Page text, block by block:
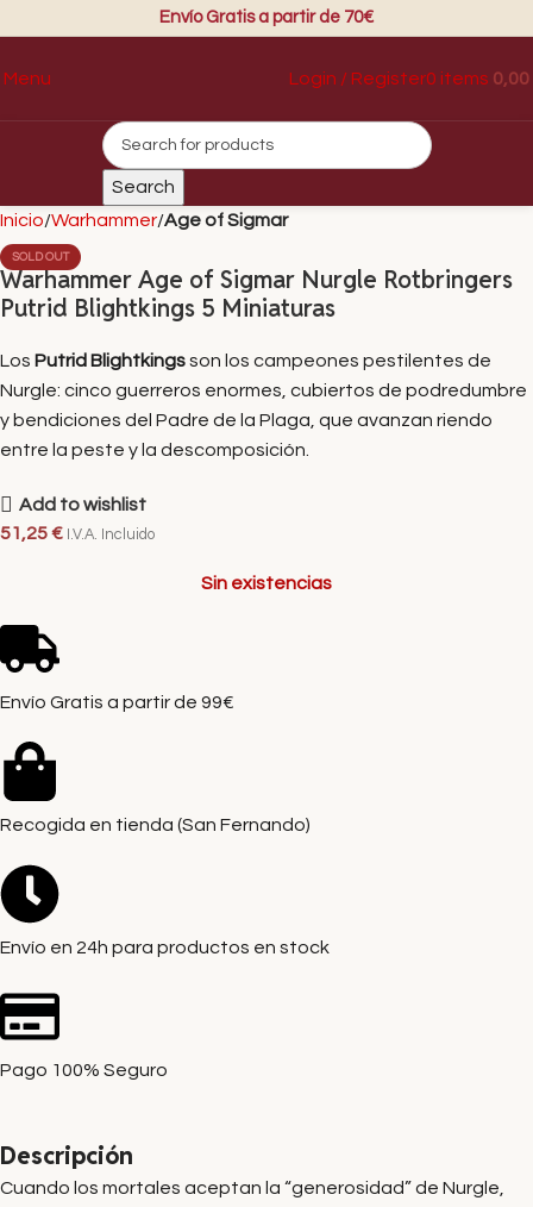
Envío Gratis a partir de 70€
Menu Login / Register0 items 0,00
Search
Inicio Warhammer Age of Sigmar
SOLD OUT
Warhammer Age of Sigmar Nurgle Rotbringers
Putrid Blightkings 5 Miniaturas
Los Putrid Blightkingsson los campeones pestilentes de
Nurgle: cinco guerreros enormes, cubiertos de podredumbre
y bendiciones del Padre de la Plaga, que avanzan riendo
entre la peste y la descomposición.
Add to wishlist
51,25€ I.V.A. Incluido
Sin existencias
Envío Gratis a partir de 99€
Recogida en tienda (San Fernando)
Envío en 24h para productos en stock
Pago 100% Seguro
Descripción
Cuando los mortales aceptan la “generosidad” de Nurgle,